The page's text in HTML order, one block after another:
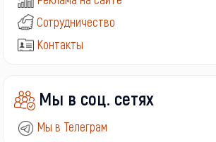
Сотрудничество
Контакты
Мы в соц. сетях
Мы в Телеграм